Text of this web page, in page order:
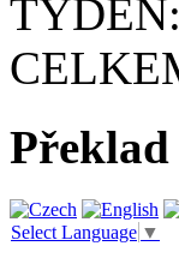
TÝDEN:
Select Language ▼